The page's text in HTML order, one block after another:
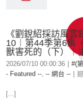
《劉銳紹採訪風
10︱第44季第6集
獸害死的（下）︱
2026/07/10 00:00:36 #(
- Featured --, -- 網台 --
[...]